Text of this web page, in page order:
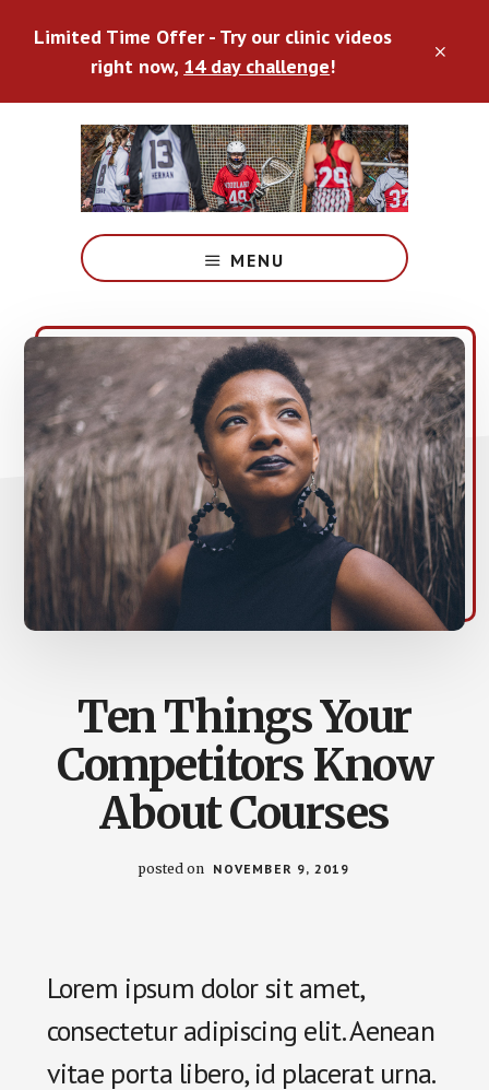
Limited Time Offer - Try our clinic videos
right now, 14 day challenge!
Goal
Coaching
MENU
Ten Things Your
Competitors Know
About Courses
posted on NOVEMBER 9, 2019
Lorem ipsum dolor sit amet,
consectetur adipiscing elit. Aenean
vitae porta libero, id placerat urna.